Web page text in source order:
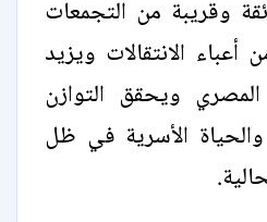
وقريبة من التجمعات
أعباء الانتقالات ويزيد
ويحقق التوازن
الأسرية في ظل